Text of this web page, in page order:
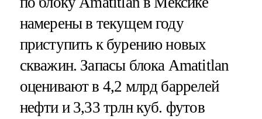
намерены в текущем году
приступить к бурению новых
скважин. Запасы блока Amatitlan
оценивают в 4,2 млрд баррелей
нефти и 3,33 трлн куб. футов